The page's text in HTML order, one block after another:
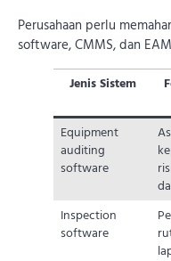
Perusahaan perlu
software, CMMS, dan
Jenis Sistem
Equipment
auditing
software
Inspection
software